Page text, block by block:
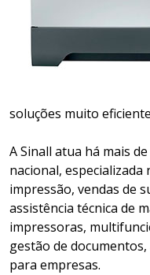
soluções muito
A Sinall atua há mais
nacional,
impressão, vendas de
assistência técnica de
impressoras,
gestão de
para empresas.